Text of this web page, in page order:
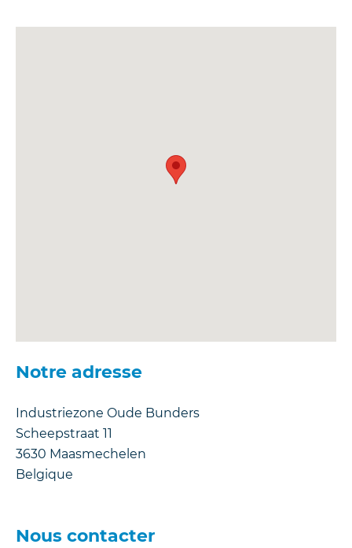
Notre adresse
Industriezone Oude Bunders
Scheepstraat 11
3630 Maasmechelen
Belgique
Nous contacter